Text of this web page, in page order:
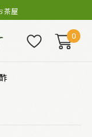
茶屋
0